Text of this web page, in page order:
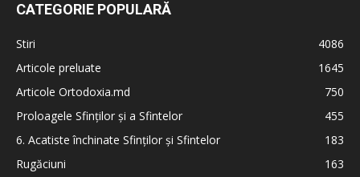
CATEGORIE POPULARĂ
Stiri
4086
Articole preluate
1645
Articole Ortodoxia.md
750
Proloagele Sfinților și a Sfintelor
455
6. Acatiste închinate Sfinților și Sfintelor
183
Rugăciuni
163